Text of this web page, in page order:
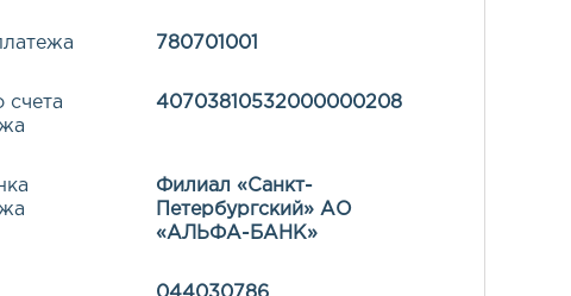
780701001
счета
40703810532000000208
Филиал «Санкт-
Петербургский» АО
«АЛЬФА-БАНК»